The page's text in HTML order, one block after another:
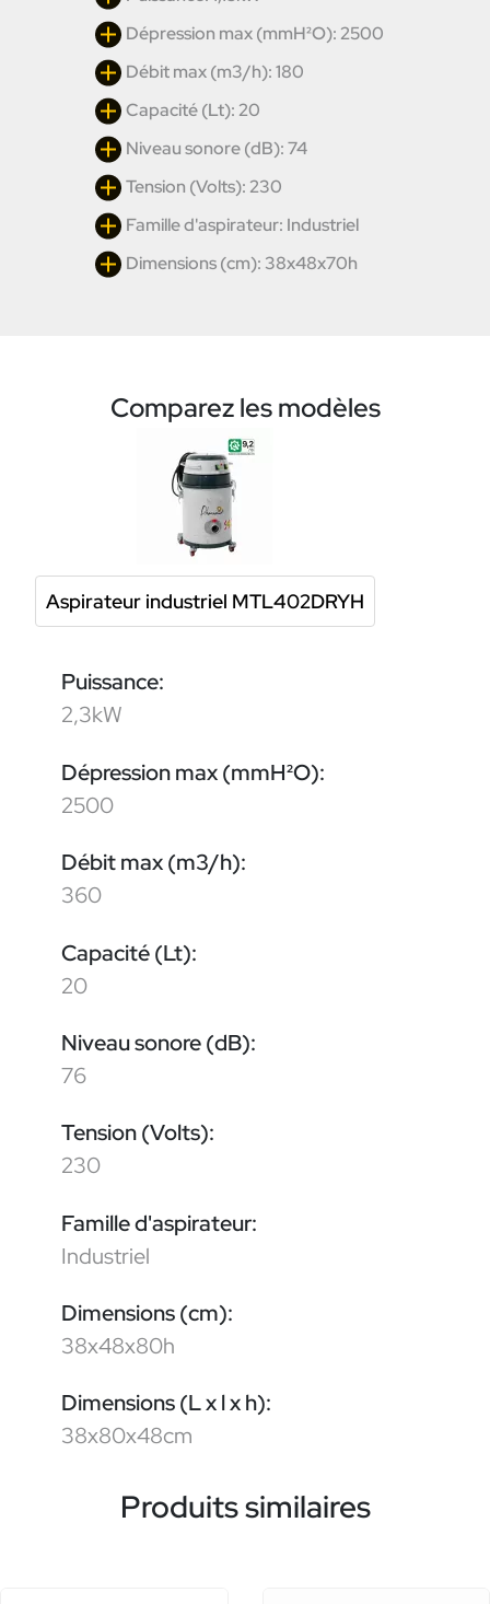
Dépression max (mmH²O): 2500
Débit max (m3/h): 180
Capacité (Lt): 20
Niveau sonore (dB): 74
Tension (Volts): 230
Famille d'aspirateur: Industriel
Dimensions (cm): 38x48x70h
Comparez les modèles
Aspirateur industriel MTL402DRYH
Puissance:
2,3kW
Dépression max (mmH²O):
2500
Débit max (m3/h):
360
Capacité (Lt):
20
Niveau sonore (dB):
76
Tension (Volts):
230
Famille d'aspirateur:
Industriel
Dimensions (cm):
38x48x80h
Dimensions (L x l x h):
38x80x48cm
Produits similaires